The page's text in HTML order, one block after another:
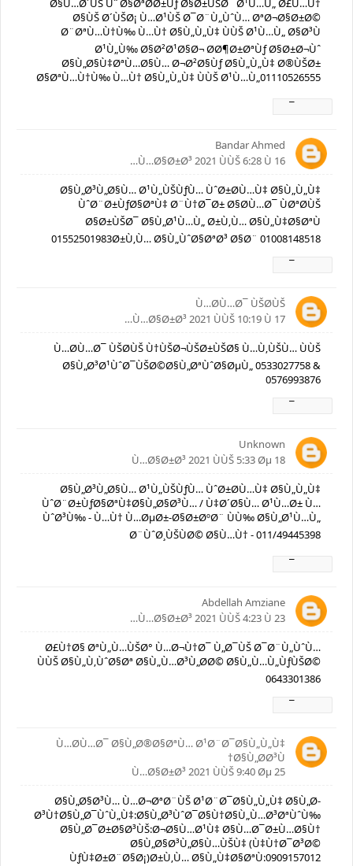
Ø§Ù…Ø´ÙŠ Ùˆ Ø§ØªØ­Ø±Ùƒ Ø§Ø±ÙŠØ¯ Ø¹Ù…Ù„ Ø£Ù…Ù†
Ø§ÙŠ Ø´ÙŠØ¡ Ù…Ø¹ÙŠ Ø¯Ø¨Ù„ÙˆÙ… ØªØ¬Ø§Ø±Ø©
Ø¨ØªÙ…Ù†Ù‰ Ù…Ù† Ø§Ù„Ù„Ù‡ ÙÙŠ Ø¹Ù…Ù„ Ø§Ø³Ù
Ø¹Ù„Ù‰ Ø§Ø²Ø¹Ø§Ø¬ Ø­Ø¶Ø±ØªÙƒ Ø§Ø±Ø¬Ùˆ
Ø§Ù„Ø§Ù‡ØªÙ…Ø§Ù… Ø¬Ø²Ø§Ùƒ Ø§Ù„Ù„Ù‡ Ø®ÙŠØ±
Ø§ØªÙ…Ù†Ù‰ Ù…Ù† Ø§Ù„Ù„Ù‡ ÙÙŠ Ø¹Ù…Ù„01110526555
Bandar Ahmed
16 Ù…Ø§Ø±Ø³ 2021 ÙÙŠ 6:28 Ù…
Ø§Ù„Ø³Ù„Ø§Ù… Ø¹Ù„ÙŠÙƒÙ… ÙˆØ±Ø­Ù…Ù‡ Ø§Ù„Ù„Ù‡
ÙˆØ¨Ø±ÙƒØ§ØªÙ‡ Ø¨Ù†Ø¯Ø± Ø§Ø­Ù…Ø¯ ÙØªØ­ÙŠ
Ø§Ø±ÙŠØ¯ Ø§Ù„Ø¹Ù…Ù„ Ø±Ù‚Ù… Ø§Ù„Ù‡Ø§ØªÙ
01552501983Ø±Ù‚Ù… Ø§Ù„ÙˆØ§ØªØ³ Ø§Ø¨ 01008148518
Ù…Ø­Ù…Ø¯ ÙŠØ­ÙŠ
17 Ù…Ø§Ø±Ø³ 2021 ÙÙŠ 10:19 Ù…
Ù…Ø­Ù…Ø¯ ÙŠØ­ÙŠ Ù†ÙŠØ¬ÙŠØ±ÙŠØ§ Ù…Ù‚ÙŠÙ… ÙÙŠ
Ø§Ù„Ø³Ø¹ÙˆØ¯ÙŠØ©Ø§Ù„ØªÙˆØ§ØµÙ„ 0533027758 &
0576993876
Unknown
18 Ù…Ø§Ø±Ø³ 2021 ÙÙŠ 5:33 Øµ
Ø§Ù„Ø³Ù„Ø§Ù… Ø¹Ù„ÙŠÙƒÙ… ÙˆØ±Ø­Ù…Ù‡ Ø§Ù„Ù„Ù‡
ÙˆØ¨Ø±ÙƒØ§ØªÙ‡Ø§Ù„Ø§Ø³Ù… / Ù‡Ø´Ø§Ù… Ø¹Ù…Ø± Ù…
ÙˆØ³Ù‰ - Ù…Ù† Ù…ØµØ±-Ø§Ø±ØºØ¨ ÙÙ‰ Ø§Ù„Ø¹Ù…Ù„
Ø¨ÙˆØ¸ÙŠÙØ© Ø§Ù…Ù† - 011/49445398
Abdellah Amziane
23 Ù…Ø§Ø±Ø³ 2021 ÙÙŠ 4:23 Ù…
Ø£Ù†Ø§ ØªÙ„Ù…ÙŠØ° Ù…Ø¬Ù†Ø¯ Ù„Ø¯ÙŠ Ø¯Ø¨Ù„ÙˆÙ…
ÙÙŠ Ø§Ù„Ù‚ÙˆØ§Øª Ø§Ù„Ù…Ø³Ù„Ø­Ø© Ø§Ù„Ù…Ù„ÙƒÙŠØ©
0643301386
Ù…Ø­Ù…Ø¯ Ø§Ù„Ø®Ø§ØªÙ… Ø¹Ø¨Ø¯Ø§Ù„Ù„Ù‡
Ø§Ù„Ø­Ø³Ù†
25 Ù…Ø§Ø±Ø³ 2021 ÙÙŠ 9:40 Øµ
Ø§Ù„Ø§Ø³Ù… Ù…Ø¬ØªØ¨ÙŠ Ø¹Ø¨Ø¯Ø§Ù„Ù„Ù‡ Ø§Ù„Ø­
Ø³Ù†Ø§Ù„Ø¯ÙˆÙ„Ù‡:Ø§Ù„Ø³ÙˆØ¯Ø§Ù†Ø§Ù„Ù…Ø³ØªÙˆÙ‰
Ø§Ù„Ø¯Ø±Ø§Ø³ÙŠ:Ø¬Ø§Ù…Ø¹Ù‡ Ø§Ù…Ø¯Ø±Ù…Ø§Ù†
Ø§Ù„Ø§Ø³Ù„Ø§Ù…ÙŠÙ‡ (Ù‡Ù†Ø¯Ø³Ø©
ÙƒÙ‡Ø±Ø¨Ø§Ø¡)Ø±Ù‚Ù… Ø§Ù„Ù‡Ø§ØªÙ:0909157012